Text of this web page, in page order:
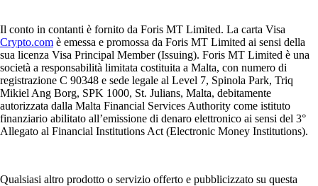
Il conto in contanti è fornito da Foris MT Limited. La carta Visa
Crypto.com è emessa e promossa da Foris MT Limited ai sensi della
sua licenza Visa Principal Member (Issuing). Foris MT Limited è una
società a responsabilità limitata costituita a Malta, con numero di
registrazione C 90348 e sede legale al Level 7, Spinola Park, Triq
Mikiel Ang Borg, SPK 1000, St. Julians, Malta, debitamente
autorizzata dalla Malta Financial Services Authority come istituto
finanziario abilitato all’emissione di denaro elettronico ai sensi del 3°
Allegato al Financial Institutions Act (Electronic Money Institutions).
Qualsiasi altro prodotto o servizio offerto e pubblicizzato su questa